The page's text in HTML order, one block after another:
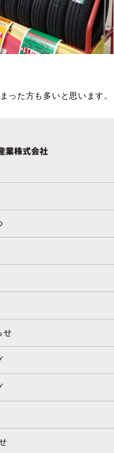
った方も多いと思います。
せ